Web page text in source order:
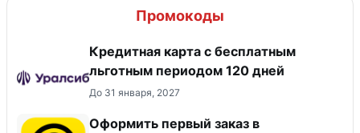
Промокоды
Кредитная карта с бесплатным
льготным периодом 120 дней
До 31 января, 2027
Оформить первый заказ в